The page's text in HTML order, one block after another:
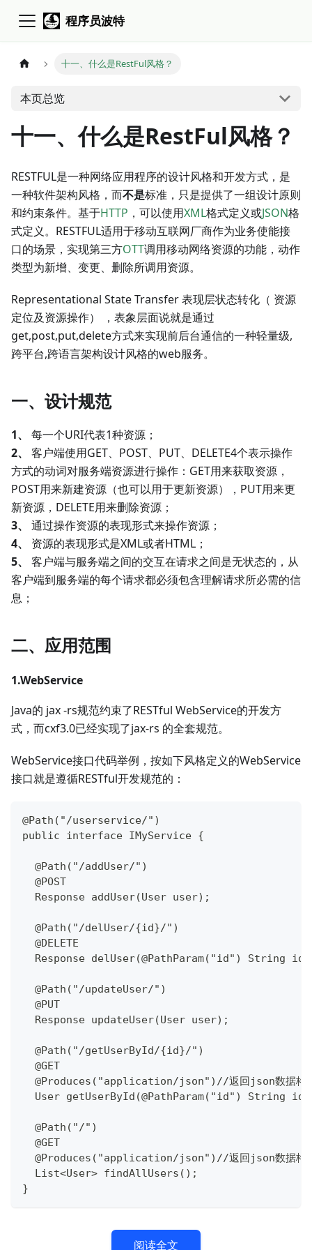
程序员波特
十一、什么是RestFul风格？
本页总览
十一、什么是RestFul风格？
RESTFUL是一种网络应用程序的设计风格和开发方式，是
一种软件架构风格，而不是标准，只是提供了一组设计原则
和约束条件。基于HTTP ，可以使用XML格式定义或JSON格
式定义。RESTFUL适用于移动互联网厂商作为业务使能接
口的场景，实现第三方OTT调用移动网络资源的功能，动作
类型为新增、变更、删除所调用资源。
Representational State Transfer 表现层状态转化（ 资源
定位及资源操作） ，表象层面说就是通过
get,post,put,delete方式来实现前后台通信的一种轻量级,
跨平台,跨语言架构设计风格的web服务。
一、设计规范
1、
每一个URI代表1种资源；
2、
客户端使用GET、POST、PUT、DELETE4个表示操作
方式的动词对服务端资源进行操作：GET用来获取资源，
POST用来新建资源（也可以用于更新资源），PUT用来更
新资源，DELETE用来删除资源；
3、
通过操作资源的表现形式来操作资源；
4、
资源的表现形式是XML或者HTML；
5、
客户端与服务端之间的交互在请求之间是无状态的，从
客户端到服务端的每个请求都必须包含理解请求所必需的信
息；
二、应用范围
1.WebService
Java的 jax -rs规范约束了RESTful WebService的开发方
式，而cxf3.0已经实现了jax-rs 的全套规范。
WebService接口代码举例，按如下风格定义的WebService
接口就是遵循RESTful开发规范的：
@Path("/userservice/")
public interface IMyService {
  @Path("/addUser/")
  @POST
  Response addUser(User user);
  @Path("/delUser/{id}/")
  @DELETE
Response delUser(@PathParam("id") String
  @Path("/updateUser/")
  @PUT
  Response updateUser(User user);
  @Path("/getUserById/{id}/")
  @GET
@Produces("application/json")//返回json数据格
User getUserById(@PathParam("id") String
  @Path("/")
  @GET
@Produces("application/json")//返回json数据格
  List<User> findAllUsers();
}
阅读全文